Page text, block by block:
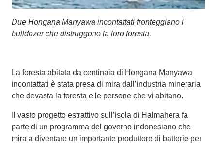
Due Hongana Manyawa incontattati fronteggiano i
bulldozer che distruggono la loro foresta.
La foresta abitata da centinaia di Hongana Manyawa
incontattati è stata presa di mira dall’industria mineraria
che devasta la foresta e le persone che vi abitano.
Il vasto progetto estrattivo sull’isola di Halmahera fa
parte di un programma del governo indonesiano che
mira a diventare un importante produttore di batterie per